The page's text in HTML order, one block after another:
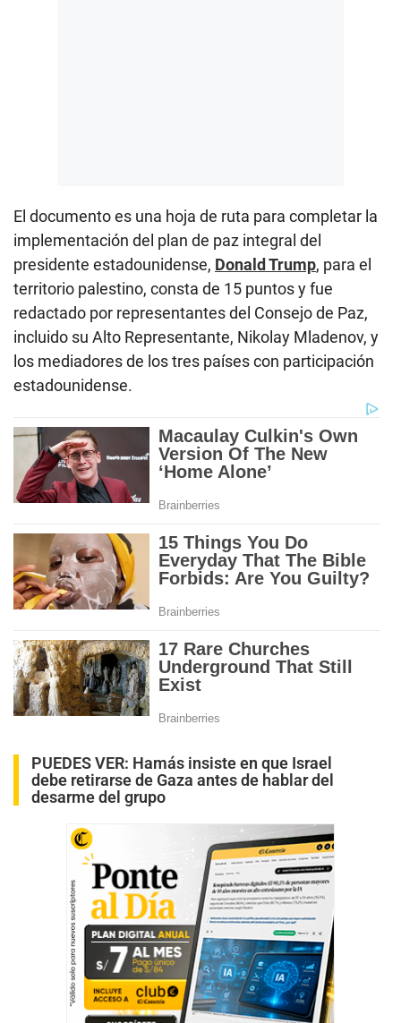
El documento es una hoja de ruta para completar la
implementación del plan de paz integral del
presidente estadounidense, Donald Trump, para el
territorio palestino, consta de 15 puntos y fue
redactado por representantes del Consejo de Paz,
incluido su Alto Representante, Nikolay Mladenov, y
los mediadores de los tres países con participación
estadounidense.
PUEDES VER: Hamás insiste en que Israel
debe retirarse de Gaza antes de hablar del
desarme del grupo